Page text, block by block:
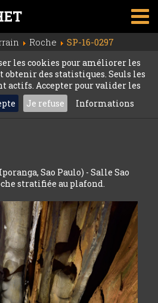
Roche SP-16-0297
les cookies pour améliorer les
obtenir des statistiques. Seuls les
actifs. Accepter pour valider les
Je refuse Informations
Sao Paulo) - Salle Sao
stratifiée au plafond.